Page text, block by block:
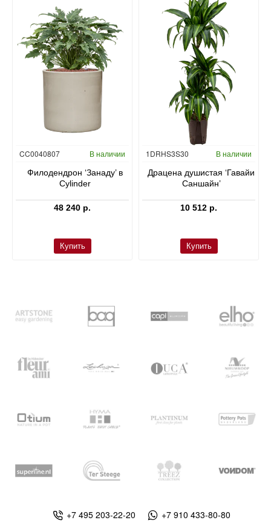
CC0040807 В наличии
Филодендрон ‘Занаду’ в
Cylinder
48 240 р.
Купить
Гидропоника
1DRHS3S30 В наличии
Драцена душистая ‘Гавайи
Саншайн’
10 512 р.
Купить
+7 495 203-22-20 +7 910 433-80-80